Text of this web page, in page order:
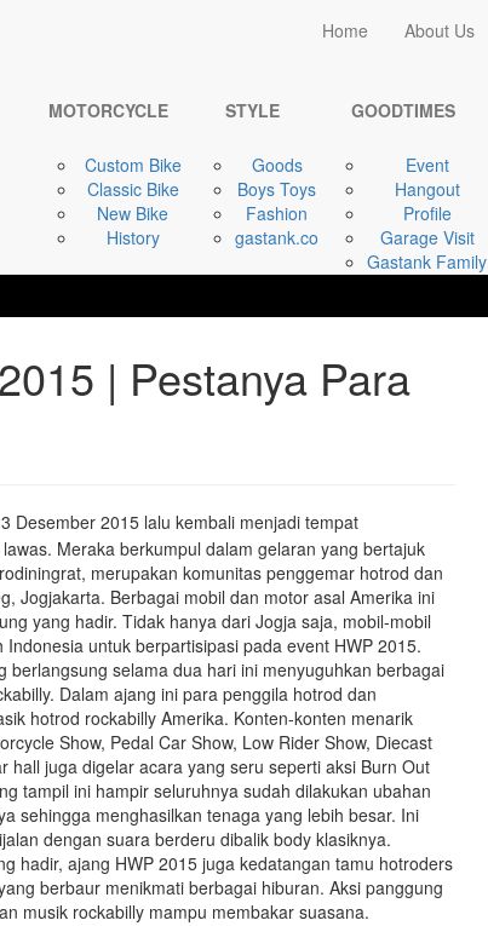
Home About Us
MOTORCYCLE
Custom Bike
Classic Bike
New Bike
History
STYLE
Goods
Boys Toys
Fashion
gastank.co
GOODTIMES
Event
Hangout
Profile
Garage Visit
Gastank Family
Home
GOODTIMES
| Pestanya Para
Desember 2015 lalu kembali menjadi tempat
Meraka berkumpul dalam gelaran yang bertajuk
merupakan komunitas penggemar hotrod dan
Jogjakarta. Berbagai mobil dan motor asal Amerika ini
yang hadir. Tidak hanya dari Jogja saja, mobil-mobil
untuk berpartisipasi pada event HWP 2015.
selama dua hari ini menyuguhkan berbagai
Dalam ajang ini para penggila hotrod dan
hotrod rockabilly Amerika. Konten-konten menarik
Show, Pedal Car Show, Low Rider Show, Diecast
juga digelar acara yang seru seperti aksi Burn Out
tampil ini hampir seluruhnya sudah dilakukan ubahan
sehingga menghasilkan tenaga yang lebih besar. Ini
dengan suara berderu dibalik body klasiknya.
hadir, ajang HWP 2015 juga kedatangan tamu hotroders
berbaur menikmati berbagai hiburan. Aksi panggung
musik rockabilly mampu membakar suasana.